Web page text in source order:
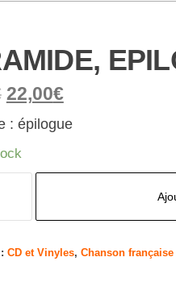
22,00€
: épilogue
CD et Vinyles, Chanson française